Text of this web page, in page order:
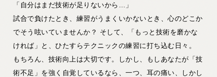
「自分はまだ技術が足りないから…」
試合で負けたとき、練習がうまくいかないとき、心のどこか
でそう呟いていませんか？ そして、「もっと技術を磨かな
ければ」と、ひたすらテクニックの練習に打ち込む日々。
もちろん、技術向上は大切です。しかし、もしあなたが「技
術不足」を強く自覚しているなら、一つ、耳の痛い、しかし